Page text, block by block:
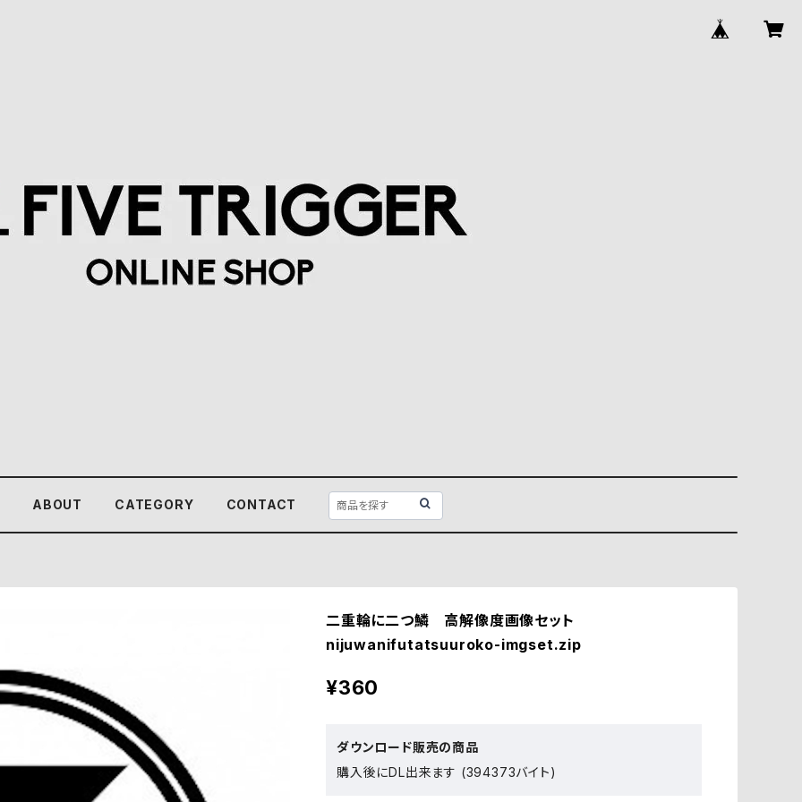
ABOUT CATEGORY CONTACT
二重輪に二つ鱗 高解像度画像セット
nijuwanifutatsuuroko-imgset.zip
¥360
ダウンロード販売の商品
購入後にDL出来ます (394373バイト)